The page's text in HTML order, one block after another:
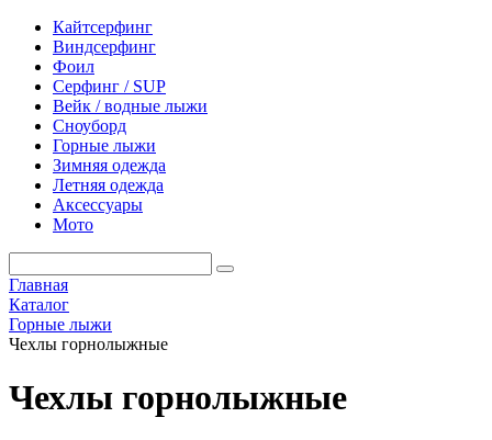
Кайтсерфинг
Виндсерфинг
Фоил
Серфинг / SUP
Вейк / водные лыжи
Сноуборд
Горные лыжи
Зимняя одежда
Летняя одежда
Аксессуары
Мото
Главная
Каталог
Горные лыжи
Чехлы горнолыжные
Чехлы горнолыжные